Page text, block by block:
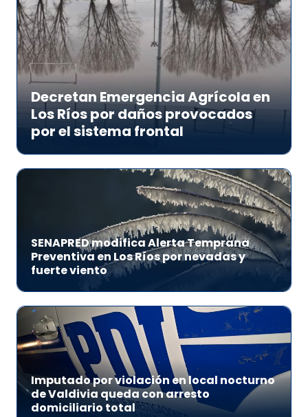
Decretan Emergencia Agrícola en
Los Ríos por daños provocados
por el sistema frontal
SENAPRED modifica Alerta Temprana
Preventiva en Los Ríos por nevadas y
fuerte viento
Imputado por violación en local nocturno
de Valdivia queda con arresto
domiciliario total